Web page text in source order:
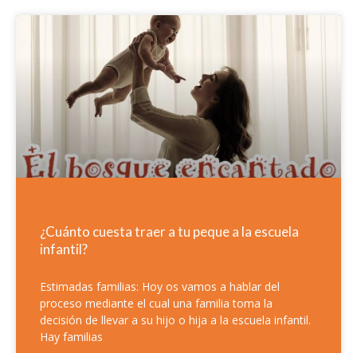
¿Cuánto cuesta traer a tu peque a la escuela
infantil?
Estimadas familias: Hoy os vamos a hablar del
proceso mediante el cual una familia toma la
decisión de llevar a su hijo o hija a la escuela infantil.
Hay familias